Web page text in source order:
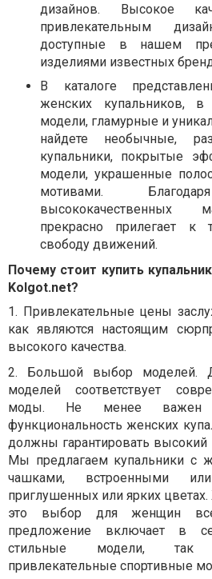
дизайнов. Высокое
привлекательным
доступные в нашем
изделиями известных
В каталоге
женских купальников,
модели, гламурные и
найдете необычные,
купальники, покрытые
модели, украшенные
мотивами.
высококачественных
прекрасно прилегает к
свободу движений.
Почему стоит купить
Kolgot.net?
1. Привлекательные цены
как являются настоящим
высокого качества.
2. Большой выбор моделей.
моделей соответствует
моды. Не менее
функциональность женских
должны гарантировать
Мы предлагаем купальники с
чашками, встроенными
приглушенных или ярких
это выбор для женщин
предложение включает в
стильные модели, так
привлекательные спортивные